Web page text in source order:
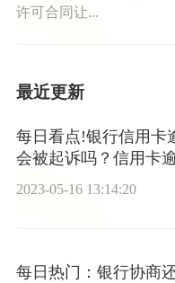
许可合同让...
最近更新
每日看点!银行信用卡
会被起诉吗？信用卡
信用记录吗?
2023-05-16 13:14:20
每日热门：银行协商